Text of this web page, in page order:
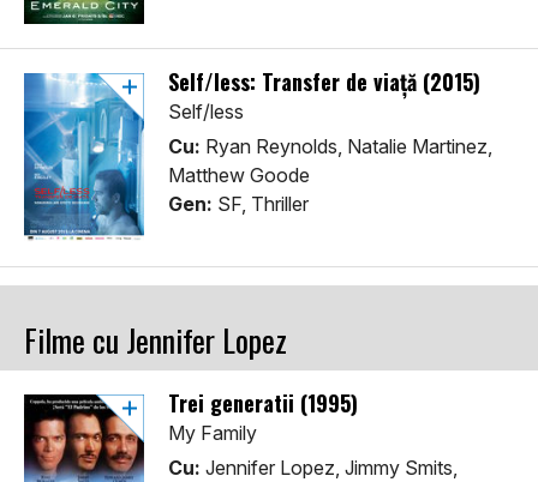
Self/less: Transfer de viață (2015)
Self/less
Cu: Ryan Reynolds, Natalie Martinez,
Matthew Goode
Gen: SF, Thriller
Filme cu Jennifer Lopez
Trei generatii (1995)
My Family
Cu: Jennifer Lopez, Jimmy Smits,